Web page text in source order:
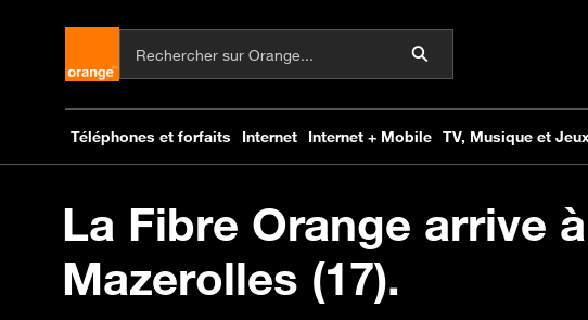
La Fibre Orange arrive à
Mazerolles (17).